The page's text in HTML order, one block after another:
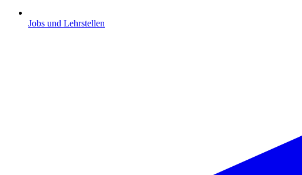
Jobs und Lehrstellen